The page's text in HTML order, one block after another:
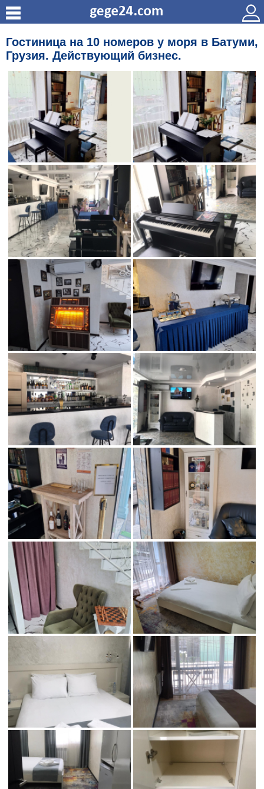
Гостиница на 10 номеров у моря в Батуми,
Грузия. Действующий бизнес.